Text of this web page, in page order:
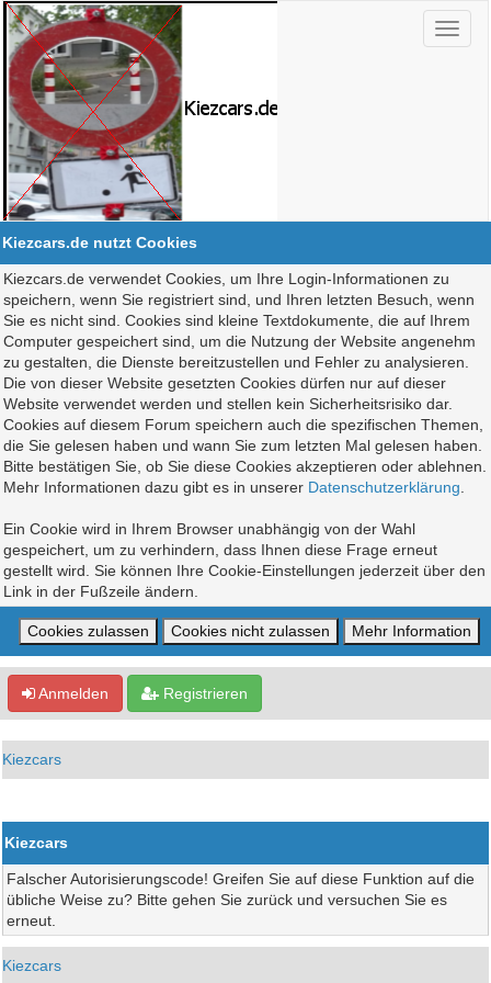
Kiezcars.de nutzt Cookies
Kiezcars.de verwendet Cookies, um Ihre Login-Informationen zu
speichern, wenn Sie registriert sind, und Ihren letzten Besuch, wenn
Sie es nicht sind. Cookies sind kleine Textdokumente, die auf Ihrem
Computer gespeichert sind, um die Nutzung der Website angenehm
zu gestalten, die Dienste bereitzustellen und Fehler zu analysieren.
Die von dieser Website gesetzten Cookies dürfen nur auf dieser
Website verwendet werden und stellen kein Sicherheitsrisiko dar.
Cookies auf diesem Forum speichern auch die spezifischen Themen,
die Sie gelesen haben und wann Sie zum letzten Mal gelesen haben.
Bitte bestätigen Sie, ob Sie diese Cookies akzeptieren oder ablehnen.
Mehr Informationen dazu gibt es in unserer Datenschutzerklärung
Ein Cookie wird in Ihrem Browser unabhängig von der Wahl
gespeichert, um zu verhindern, dass Ihnen diese Frage erneut
gestellt wird. Sie können Ihre Cookie-Einstellungen jederzeit über den
Link in der Fußzeile ändern.
Anmelden Registrieren
Kiezcars
Kiezcars
Falscher Autorisierungscode! Greifen Sie auf diese Funktion auf die
übliche Weise zu? Bitte gehen Sie zurück und versuchen Sie es
erneut.
Kiezcars